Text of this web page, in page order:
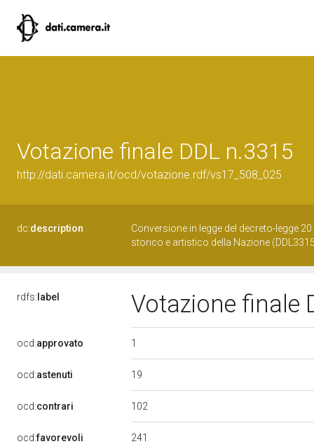
Votazione finale DDL n.3315
http://dati.camera.it/ocd/votazione.rdf/vs17_508_025
dc:description
Conversione in legge del decreto-legge
storico e artistico della Nazione
rdfs: label Votazione finale
ocd:approvato 1
ocd:astenuti 19
ocd:contrari 102
ocd:favorevoli 241